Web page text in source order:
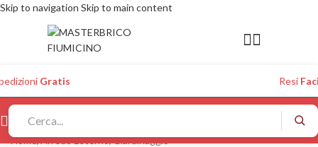
Skip to navigation Skip to main content
Gratis Resi
Home/Arredo Esterno/Giardinaggio